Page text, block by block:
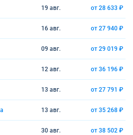
19 авг. от 28 633 ₽
16 авг. от 27 940 ₽
09 авг. от 29 019 ₽
12 авг. от 36 196 ₽
13 авг. от 27 791 ₽
13 авг. от 35 268 ₽
30 авг. от 38 502 ₽